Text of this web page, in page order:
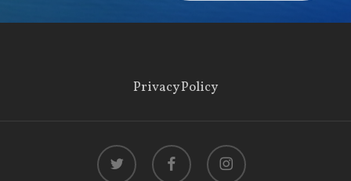
Privacy Policy
twitter facebook instagram